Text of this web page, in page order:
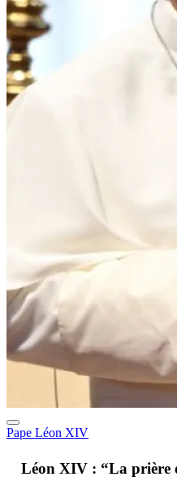
Pape Léon XIV
Léon XIV : “La prière